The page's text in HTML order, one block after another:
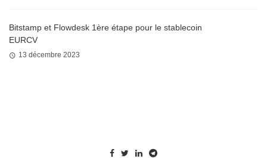
Bitstamp et Flowdesk 1ère étape pour le stablecoin
EURCV
13 décembre 2023